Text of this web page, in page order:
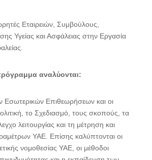
Εταιρειών, Συμβούλους,
Υγείας και Ασφάλειας στην Εργασία
αναλύονται:
Εσωτερικών Επιθεωρήσεων και οι
το Σχεδιασμό, τους σκοπούς, τα
λειτουργίας και τη μέτρηση και
ΥΑΕ. Επίσης καλύπτονται οι
νομοθεσίας ΥΑΕ, οι μέθοδοι